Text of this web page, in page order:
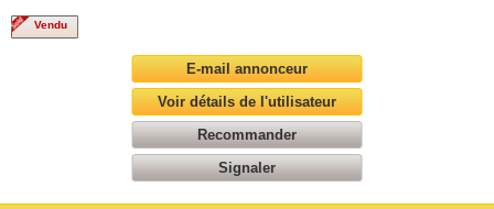
Vendu
E-mail annonceur
Voir détails de l'utilisateur
Recommander
Signaler